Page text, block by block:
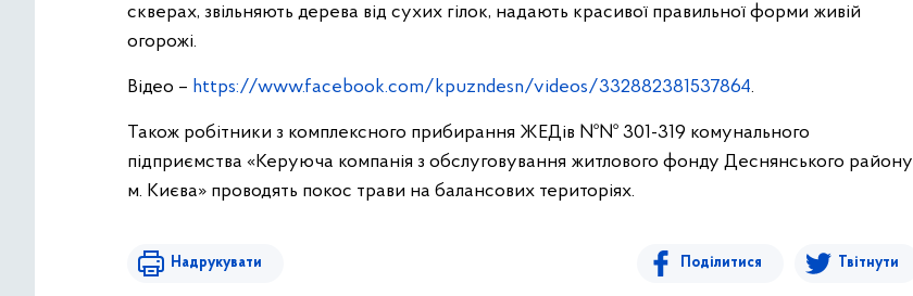
скверах, звільняють дерева від сухих гілок, надають красивої правильної форми живій
огорожі.
Відео – https://www.facebook.com/kpuzndesn/videos/332882381537864.
Також робітники з комплексного прибирання ЖЕДів №№ 301-319 комунального
підприємства «Керуюча компанія з обслуговування житлового фонду Деснянського району
м. Києва» проводять покос трави на балансових територіях.
Надрукувати Поділитися Твітнути